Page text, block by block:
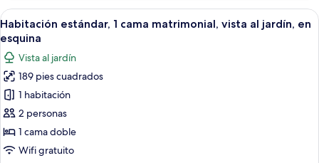
Abrir
todas
las
fotos
de
Habitación
estándar,
1
cama
Una habitación de hotel moderna
11
Habitación estándar, 1 cama matrimonial, vista al jardín, en
esquina
Vista al jardín
189 pies cuadrados
1 habitación
2 personas
1 cama doble
Wifi gratuito